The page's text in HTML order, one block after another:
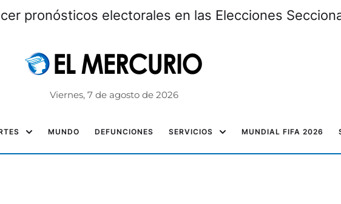
pronósticos electorales en las Elecciones
Viernes, 7 de agosto de 2026
MUNDO DEFUNCIONES SERVICIOS MUNDIAL FIFA 2026